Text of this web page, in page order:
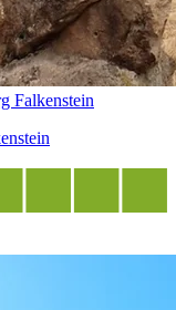
Falkenstein